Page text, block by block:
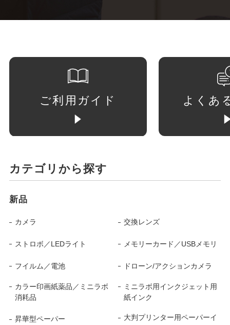
ご利用ガイド よくあ
カテゴリから探す
新品
カメラ 交換レンズ
ストロボ／LEDライト メモリーカード／USBメモリ
フイルム／電池 ドローン/アクションカメラ
カラー印画紙薬品／ミニラボ
消耗品
ミニラボ用インクジェット用
紙インク
昇華型ペーパー
大判プリンター用ペーパーイ